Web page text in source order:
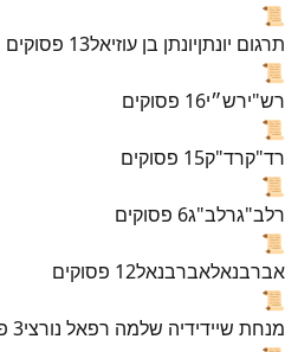
📜
תרגום יונתןיונתן בן עוזיאל13 פסוקים
📜
רש"ירש״י16 פסוקים
📜
רד"קרד"ק15 פסוקים
📜
רלב"גרלב"ג6 פסוקים
📜
אברבנאלאברבנאל12 פסוקים
📜
מנחת שיידידיה שלמה רפאל נורצי3